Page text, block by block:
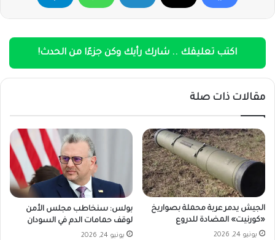
اكتب تعليقك .. شارك رأيك وكن جزءًا من الحدث!
مقالات ذات صلة
الجيش يدمر عربة محملة بصواريخ
«كورنيت» المضادة للدروع
يونيو 24, 2026
بولس: سنخاطب مجلس الأمن
لوقف حمامات الدم في السودان
يونيو 24, 2026